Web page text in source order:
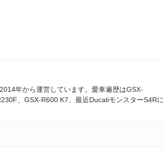
年から運営しています。愛車遍歴はGSX-
、GSX-R600 K7、最近DucatiモンスターS4Rに